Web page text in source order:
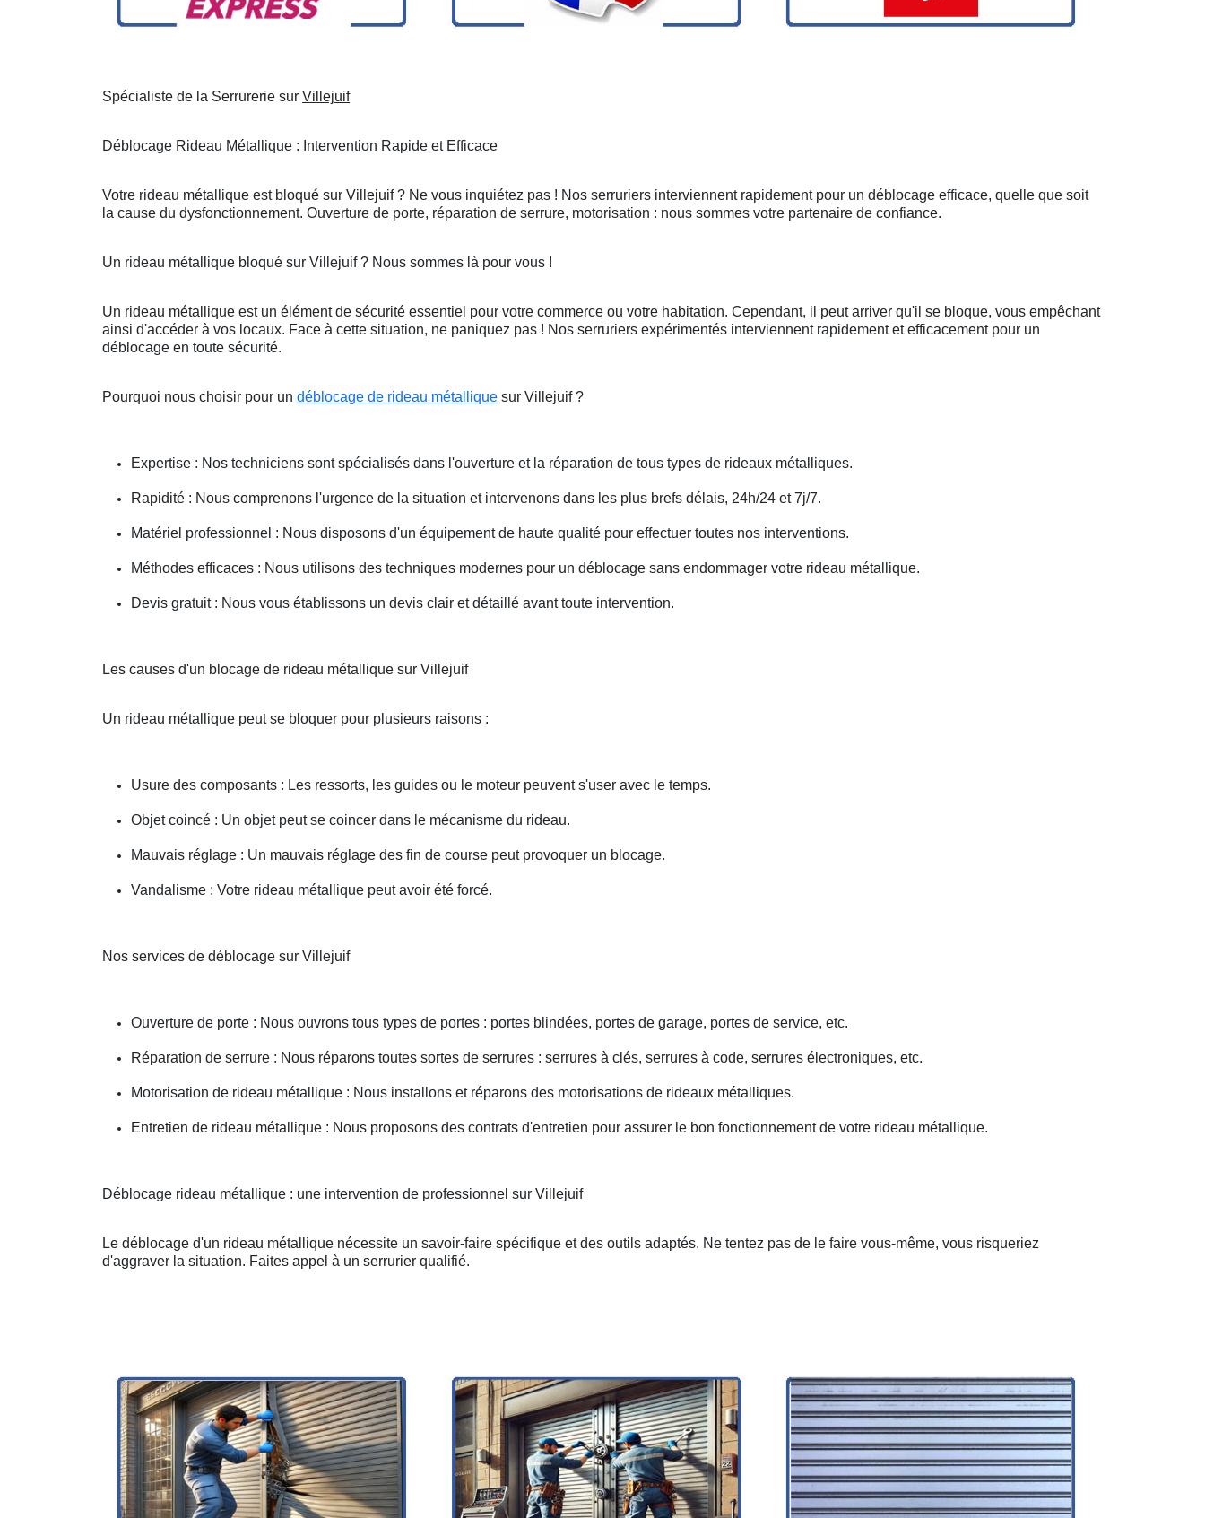
Spécialiste de la Serrurerie sur Villejuif
Déblocage Rideau Métallique : Intervention Rapide et Efficace
Votre rideau métallique est bloqué sur Villejuif ? Ne vous inquiétez pas ! Nos serruriers interviennent rapidement pour un déblocage efficace, quelle que soit
la cause du dysfonctionnement. Ouverture de porte, réparation de serrure, motorisation : nous sommes votre partenaire de confiance.
Un rideau métallique bloqué sur Villejuif ? Nous sommes là pour vous !
Un rideau métallique est un élément de sécurité essentiel pour votre commerce ou votre habitation. Cependant, il peut arriver qu'il se bloque, vous empêchant
ainsi d'accéder à vos locaux. Face à cette situation, ne paniquez pas ! Nos serruriers expérimentés interviennent rapidement et efficacement pour un
déblocage en toute sécurité.
Pourquoi nous choisir pour un déblocage de rideau métallique sur Villejuif ?
Expertise : Nos techniciens sont spécialisés dans l'ouverture et la réparation de tous types de rideaux métalliques.
Rapidité : Nous comprenons l'urgence de la situation et intervenons dans les plus brefs délais, 24h/24 et 7j/7.
Matériel professionnel : Nous disposons d'un équipement de haute qualité pour effectuer toutes nos interventions.
Méthodes efficaces : Nous utilisons des techniques modernes pour un déblocage sans endommager votre rideau métallique.
Devis gratuit : Nous vous établissons un devis clair et détaillé avant toute intervention.
Les causes d'un blocage de rideau métallique sur Villejuif
Un rideau métallique peut se bloquer pour plusieurs raisons :
Usure des composants : Les ressorts, les guides ou le moteur peuvent s'user avec le temps.
Objet coincé : Un objet peut se coincer dans le mécanisme du rideau.
Mauvais réglage : Un mauvais réglage des fin de course peut provoquer un blocage.
Vandalisme : Votre rideau métallique peut avoir été forcé.
Nos services de déblocage sur Villejuif
Ouverture de porte : Nous ouvrons tous types de portes : portes blindées, portes de garage, portes de service, etc.
Réparation de serrure : Nous réparons toutes sortes de serrures : serrures à clés, serrures à code, serrures électroniques, etc.
Motorisation de rideau métallique : Nous installons et réparons des motorisations de rideaux métalliques.
Entretien de rideau métallique : Nous proposons des contrats d'entretien pour assurer le bon fonctionnement de votre rideau métallique.
Déblocage rideau métallique : une intervention de professionnel sur Villejuif
Le déblocage d'un rideau métallique nécessite un savoir-faire spécifique et des outils adaptés. Ne tentez pas de le faire vous-même, vous risqueriez
d'aggraver la situation. Faites appel à un serrurier qualifié.